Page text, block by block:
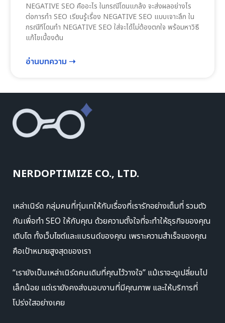
NEGATIVE SEO คืออะไร ในกรณีโดนแกล้ง จะส่งผลอย่างไร
ต่อการทำ SEO เรียนรู้เรื่อง NEGATIVE SEO แบบเจาะลึก ใน
กรณีทีโดนทำ NEGATIVE SEO ใส่จะได้ไม่ต้องตกใจ พร้อมหาวิธี
แก้ไขเบื้องต้น
อ่านบทความ ➝
NERDOPTIMIZE CO., LTD.
เหล่าเนิร์ด กลุ่มคนที่ทุ่มเทให้กับเรื่องที่เรารักอย่างเต็มที่ รวมตัว
กันเพื่อทำ SEO ให้กับคุณ ด้วยความตั้งใจที่จะทำให้ธุรกิจของคุณ
เติบโต ทั้งเว็บไซต์และแบรนด์ของคุณ เพราะความสำเร็จของคุณ
คือเป้าหมายสูงสุดของเรา
“เรายังเป็นเหล่าเนิร์ดคนเดิมที่คุณไว้วางใจ” แม้เราจะดูเปลี่ยนไป
เล็กน้อย แต่เรายังคงส่งมอบงานที่มีคุณภาพ และให้บริการที่
โปร่งใสอย่างเคย